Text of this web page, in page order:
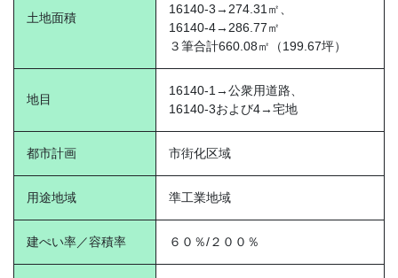
土地面積
16140-3→274.31㎡、
16140-4→286.77㎡
３筆合計660.08㎡（199.67坪）
地目
16140-1→公衆用道路、
16140-3および4→宅地
都市計画 市街化区域
用途地域 準工業地域
建ぺい率／容積率 ６０％/２００％